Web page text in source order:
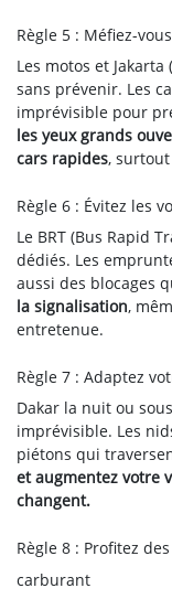
Règle 5 : Méfiez-
Les motos et
sans prévenir. Les
imprévisible pour
les yeux grands
cars rapides,
Règle 6 : Évitez les
Le BRT (Bus Rapid
dédiés. Les
aussi des blocages
la signalisation,
entretenue.
Règle 7 : Adaptez
Dakar la nuit ou
imprévisible. Les
piétons qui
et augmentez votre
changent.
Règle 8 : Profitez
carburant